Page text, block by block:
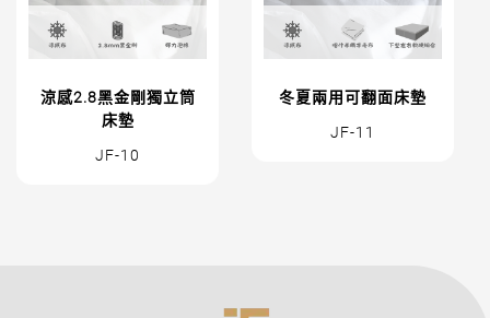
涼感2.8黑金剛獨立筒
床墊
JF-10
冬夏兩用可翻面床墊
JF-11